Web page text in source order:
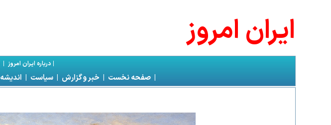
ايران امروز
|درباره ايران امروز |
| صفحه نخست | خبر و گزارش | سياست | انديشه